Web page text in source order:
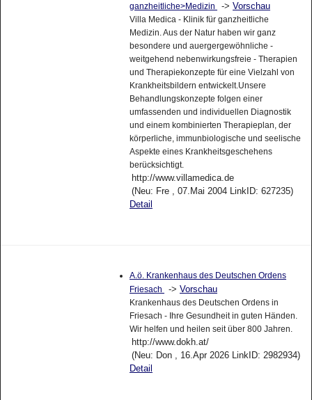
ganzheitliche>Medizin
-> Vorschau
Villa Medica - Klinik für ganzheitliche
Medizin. Aus der Natur haben wir ganz
besondere und auergergewöhnliche -
weitgehend nebenwirkungsfreie - Therapien
und Therapiekonzepte für eine Vielzahl von
Krankheitsbildern entwickelt.Unsere
Behandlungskonzepte folgen einer
umfassenden und individuellen Diagnostik
und einem kombinierten Therapieplan, der
körperliche, immunbiologische und seelische
Aspekte eines Krankheitsgeschehens
berücksichtigt.
http://www.villamedica.de
(Neu: Fre , 07.Mai 2004 LinkID: 627235)
Detail
A.ö. Krankenhaus des Deutschen Ordens
Friesach
-> Vorschau
Krankenhaus des Deutschen Ordens in
Friesach - Ihre Gesundheit in guten Händen.
Wir helfen und heilen seit über 800 Jahren.
http://www.dokh.at/
(Neu: Don , 16.Apr 2026 LinkID: 2982934)
Detail